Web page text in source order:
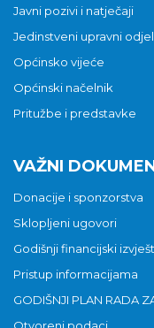
Javni pozivi i natječaji
Jedinstveni upravni odjel
Općinsko vijeće
Općinski načelnik
Pritužbe i predstavke
VAŽNI
Donacije i sponzorstva
Sklopljeni ugovori
Godišnji financijski
Pristup informacijama
GODIŠNJI PLAN RADA